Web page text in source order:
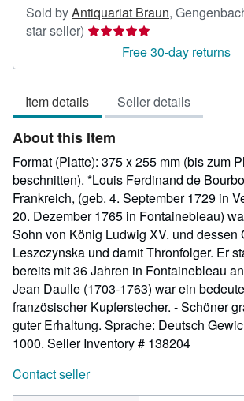
Sold byAntiquariat Braun,
star seller) Seller
5
of
5
stars
Free 30-day returns
Item details Seller details
About this Item
Format (Platte): 375 x 255 mm (bis zum
beschnitten). *Louis Ferdinand de
Frankreich, (geb. 4. September 1729 in
20. Dezember 1765 in Fontainebleau)
Sohn von König Ludwig XV. und dessen
Leszczynska und damit Thronfolger. Er
bereits mit 36 Jahren in Fontainebleau
Jean Daulle (1703-1763) war ein
französischer Kupferstecher. - Schöner
guter Erhaltung. Sprache: Deutsch
1000. Seller Inventory # 138204
Contact seller